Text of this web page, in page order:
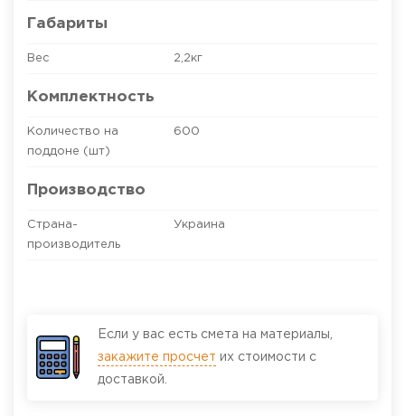
Габариты
Вес 2,2кг
Комплектность
Количество на
поддоне (шт)
600
Производство
Страна-
производитель
Украина
Если у вас есть смета на материалы,
закажите просчет их стоимости с
доставкой.